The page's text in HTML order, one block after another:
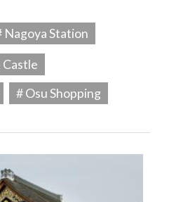
Nagoya Station
Castle
# Osu Shopping